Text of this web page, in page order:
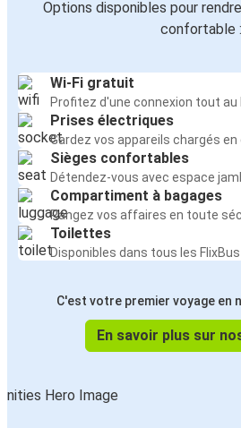
Options disponibles pour
confortable :
Wi-Fi gratuit
Profitez d'une connexion tout au
Prises électriques
Gardez vos appareils chargés
Sièges confortables
Détendez-vous avec espace
Compartiment à bagages
Rangez vos affaires en toute
Toilettes
Disponibles dans tous les FlixBus
C'est votre premier voyage en
En savoir plus sur